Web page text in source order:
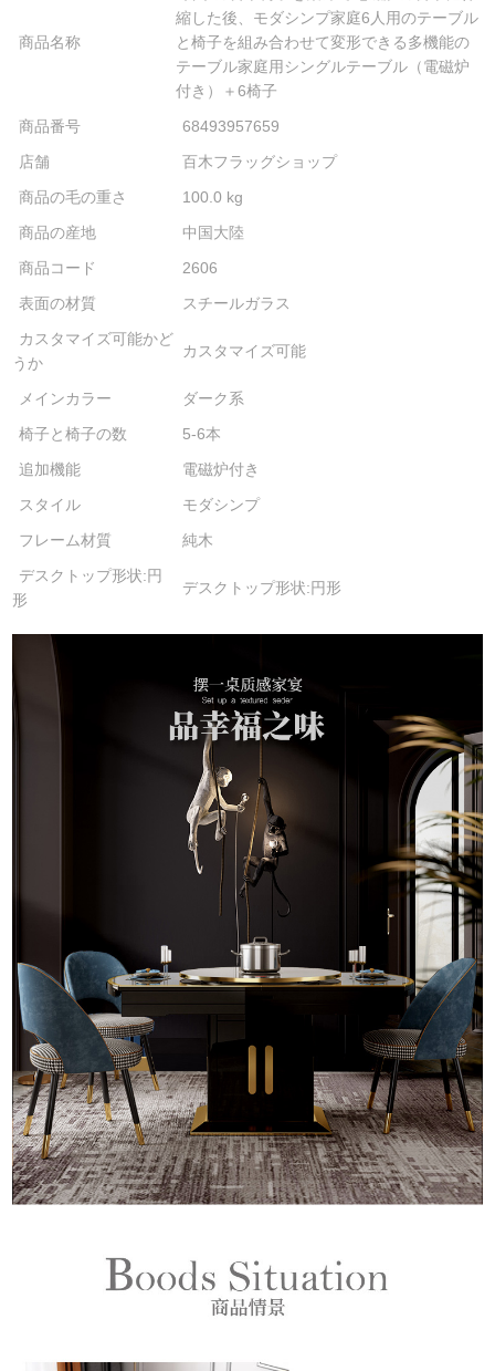
商品名称
縮した後、モダシンプ家庭6人用のテーブル
と椅子を組み合わせて変形できる多機能の
テーブル家庭用シングルテーブル（電磁炉
付き）＋6椅子
商品番号
68493957659
店舗
百木フラッグショップ
商品の毛の重さ
100.0 kg
商品の産地
中国大陸
商品コード
2606
表面の材質
スチールガラス
カスタマイズ可能かど
うか
カスタマイズ可能
メインカラー
ダーク系
椅子と椅子の数
5-6本
追加機能
電磁炉付き
スタイル
モダシンプ
フレーム材質
純木
デスクトップ形状:円
形
デスクトップ形状:円形